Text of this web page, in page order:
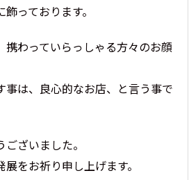
っております。
携わっていらっしゃる方々のお顔
事は、良心的なお店、と言う事で
ざいました。
をお祈り申し上げます。